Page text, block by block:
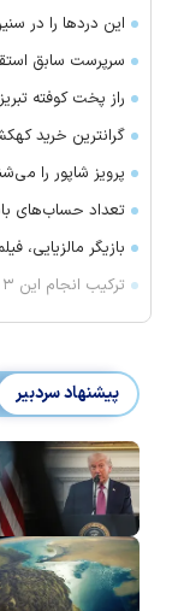
این درد‌ها را در
سرپرست سابق
راز پخت کوفته
گرانترین خرید
پرویز شاپور را
تعداد حساب‌های
بازیگر مالزیایی،
ترکیب انجام این ۳ کار با قهوه فشار زیادی به قلب وارد می‌کند
پیشنهاد سردبیر